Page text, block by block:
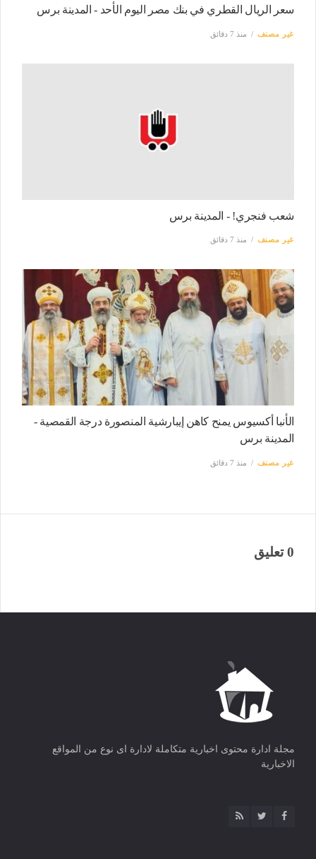
سعر الريال القطري في بنك مصر اليوم الأحد - المدينة برس
غير مصنف منذ 7 دقائق
شعب فنجري! - المدينة برس
غير مصنف منذ 7 دقائق
الأنبا أكسيوس يمنح كاهن إيبارشية المنصورة درجة القمصية -
المدينة برس
غير مصنف منذ 7 دقائق
0 تعليق
مجلة ادارة محتوى اخبارية متكاملة لادارة اى نوع من المواقع
الاخبارية